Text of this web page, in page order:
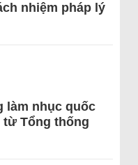
nhiệm pháp lý
làm nhục quốc
Tổng thống